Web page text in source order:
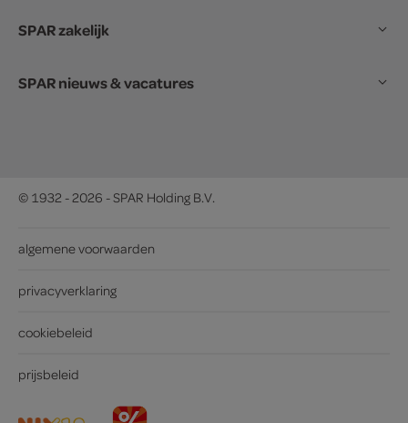
SPAR zakelijk
SPAR nieuws & vacatures
© 1932 - 2026 - SPAR Holding B.V.
algemene voorwaarden
privacyverklaring
cookiebeleid
prijsbeleid